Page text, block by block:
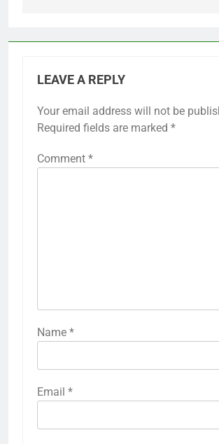
LEAVE A REPLY
Your email address will not be
Required fields are marked *
Comment *
Name *
Email *